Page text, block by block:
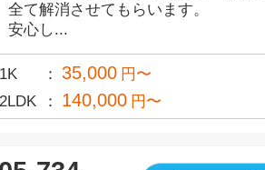
全て解消させてもらいます。
安心し...
1K 35,000 円〜
2LDK
140,000 円〜